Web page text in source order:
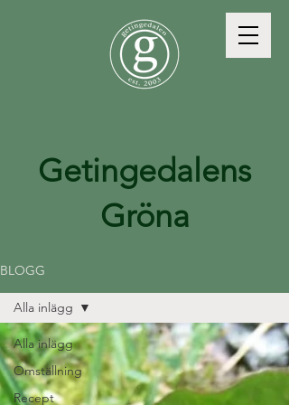
Getingedalens
Gröna
BLOGG
Alla inlägg
Omställning
Recept
Alla inlägg